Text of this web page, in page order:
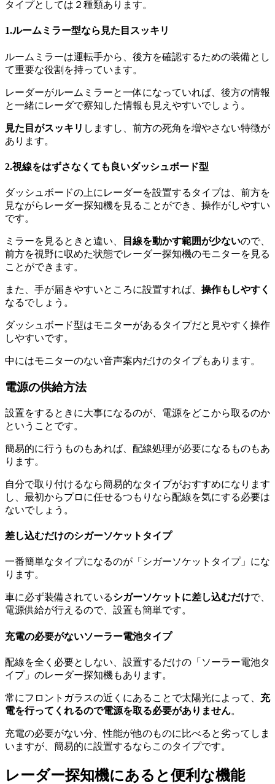
タイプとしては２種類あります。
1.ルームミラー型なら見た目スッキリ
ルームミラーは運転手から、後方を確認するための装備とし
て重要な役割を持っています。
レーダーがルームミラーと一体になっていれば、後方の情報
と一緒にレーダで察知した情報も見えやすいでしょう。
見た目がスッキリ しますし、前方の死角を増やさない特徴が
あります。
2.視線をはずさなくても良いダッシュボード型
ダッシュボードの上にレーダーを設置するタイプは、前方を
見ながらレーダー探知機を見ることができ、操作がしやすい
です。
ミラーを見るときと違い、 目線を動かす範囲が少ないので、
前方を視野に収めた状態でレーダー探知機のモニターを見る
ことができます。
また、手が届きやすいところに設置すれば、 操作もしやすく
なるでしょう。
ダッシュボード型はモニターがあるタイプだと見やすく操作
しやすいです。
中にはモニターのない音声案内だけのタイプもあります。
電源の供給方法
設置をするときに大事になるのが、電源をどこから取るのか
ということです。
簡易的に行うものもあれば、配線処理が必要になるものもあ
ります。
自分で取り付けるなら簡易的なタイプがおすすめになります
し、最初からプロに任せるつもりなら配線を気にする必要は
ないでしょう。
差し込むだけのシガーソケットタイプ
一番簡単なタイプになるのが「シガーソケットタイプ」にな
ります。
車に必ず装備されているシガーソケットに差し込むだけで、
電源供給が行えるので、設置も簡単です。
充電の必要がないソーラー電池タイプ
配線を全く必要としない、設置するだけの「ソーラー電池タ
イプ」のレーダー探知機もあります。
常にフロントガラスの近くにあることで太陽光によって、 充
電を行ってくれるので電源を取る必要がありません。
充電の必要がない分、性能が他のものに比べると劣ってしま
いますが、簡易的に設置するならこのタイプです。
レーダー探知機にあると便利な機能